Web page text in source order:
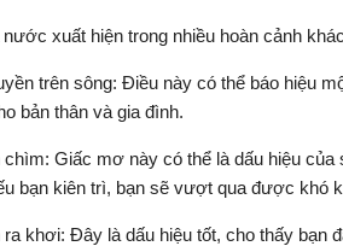
xuất hiện trong nhiều hoàn cảnh
trên sông: Điều này có thể báo hiệu
bản thân và gia đình.
Giấc mơ này có thể là dấu hiệu
bạn kiên trì, bạn sẽ vượt qua được khó
khơi: Đây là dấu hiệu tốt, cho thấy